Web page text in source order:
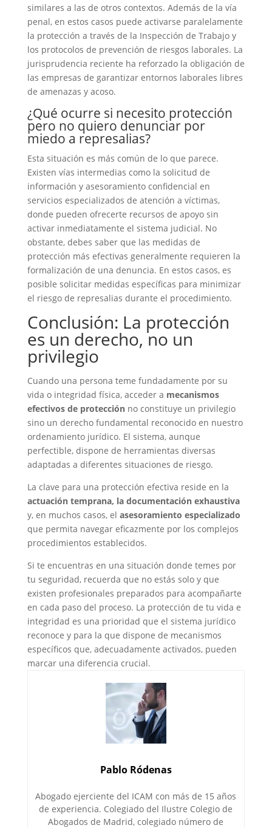
similares a las de otros contextos. Además de la vía
penal, en estos casos puede activarse paralelamente
la protección a través de la Inspección de Trabajo y
los protocolos de prevención de riesgos laborales. La
jurisprudencia reciente ha reforzado la obligación de
las empresas de garantizar entornos laborales libres
de amenazas y acoso.
¿Qué ocurre si necesito protección
pero no quiero denunciar por
miedo a represalias?
Esta situación es más común de lo que parece.
Existen vías intermedias como la solicitud de
información y asesoramiento confidencial en
servicios especializados de atención a víctimas,
donde pueden ofrecerte recursos de apoyo sin
activar inmediatamente el sistema judicial. No
obstante, debes saber que las medidas de
protección más efectivas generalmente requieren la
formalización de una denuncia. En estos casos, es
posible solicitar medidas específicas para minimizar
el riesgo de represalias durante el procedimiento.
Conclusión: La protección
es un derecho, no un
privilegio
Cuando una persona teme fundadamente por su
vida o integridad física, acceder a mecanismos
efectivos de protecciónno constituye un privilegio
sino un derecho fundamental reconocido en nuestro
ordenamiento jurídico. El sistema, aunque
perfectible, dispone de herramientas diversas
adaptadas a diferentes situaciones de riesgo.
La clave para una protección efectiva reside en la
actuación temprana, la documentación exhaustiva
y, en muchos casos, el asesoramiento especializado
que permita navegar eficazmente por los complejos
procedimientos establecidos.
Si te encuentras en una situación donde temes por
tu seguridad, recuerda que no estás solo y que
existen profesionales preparados para acompañarte
en cada paso del proceso. La protección de tu vida e
integridad es una prioridad que el sistema jurídico
reconoce y para la que dispone de mecanismos
específicos que, adecuadamente activados, pueden
marcar una diferencia crucial.
Pablo Ródenas
Abogado ejerciente del ICAM con más de 15 años
de experiencia. Colegiado del Ilustre Colegio de
Abogados de Madrid, colegiado número de